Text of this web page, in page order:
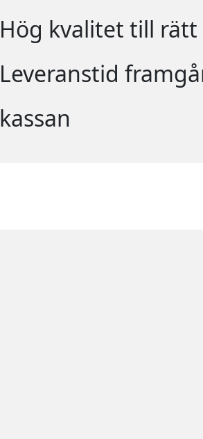
Hög kvalitet till rätt
Leveranstid
kassan